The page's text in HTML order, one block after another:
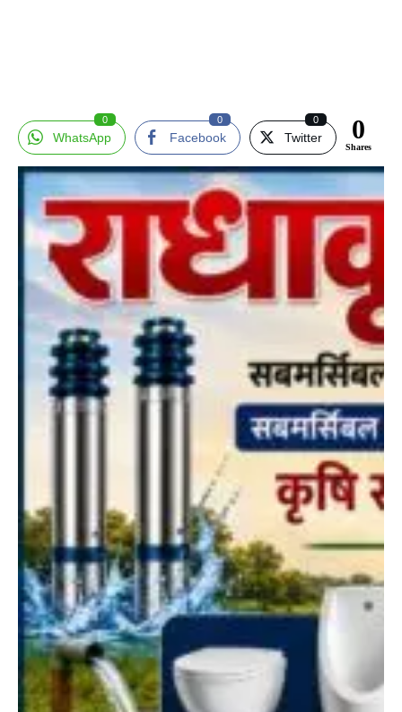
WhatsApp
0
Facebook
0
Twitter
0 0
Shares